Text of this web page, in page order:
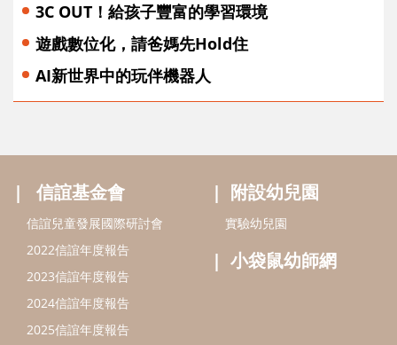
3C OUT！給孩子豐富的學習環境
遊戲數位化，請爸媽先Hold住
AI新世界中的玩伴機器人
信誼基金會
信誼兒童發展國際研討會
2022信誼年度報告
2023信誼年度報告
2024信誼年度報告
2025信誼年度報告
附設幼兒園
實驗幼兒園
小袋鼠幼師網